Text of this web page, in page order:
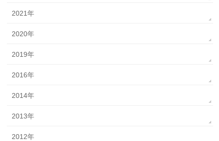
2021年
2020年
2019年
2016年
2014年
2013年
2012年